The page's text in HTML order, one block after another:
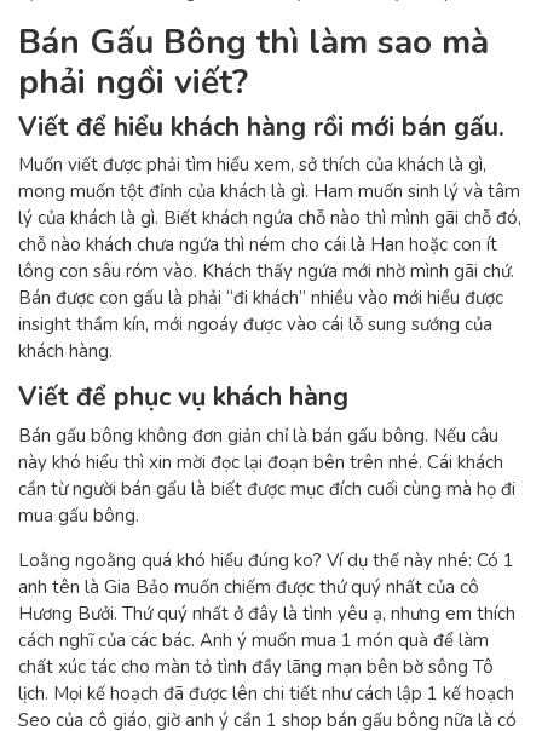
Bán Gấu Bông thì làm sao mà
phải ngồi viết?
Viết để hiểu khách hàng rồi mới bán gấu.
Muốn viết được phải tìm hiểu xem, sở thích của khách là gì,
mong muốn tột đỉnh của khách là gì. Ham muốn sinh lý và tâm
lý của khách là gì. Biết khách ngứa chỗ nào thì mình gãi chỗ đó,
chỗ nào khách chưa ngứa thì ném cho cái là Han hoặc con ít
lông con sâu róm vào. Khách thấy ngứa mới nhờ mình gãi chứ.
Bán được con gấu là phải “đi khách” nhiều vào mới hiểu được
insight thầm kín, mới ngoáy được vào cái lỗ sung sướng của
khách hàng.
Viết để phục vụ khách hàng
Bán gấu bông không đơn giản chỉ là bán gấu bông. Nếu câu
này khó hiểu thì xin mời đọc lại đoạn bên trên nhé. Cái khách
cần từ người bán gấu là biết được mục đích cuối cùng mà họ đi
mua gấu bông.
Loằng ngoằng quá khó hiểu đúng ko? Ví dụ thế này nhé: Có 1
anh tên là Gia Bảo muốn chiếm được thứ quý nhất của cô
Hương Bưởi. Thứ quý nhất ở đây là tình yêu ạ, nhưng em thích
cách nghĩ của các bác. Anh ý muốn mua 1 món quà để làm
chất xúc tác cho màn tỏ tình đầy lãng mạn bên bờ sông Tô
lịch. Mọi kế hoạch đã được lên chi tiết như cách lập 1 kế hoạch
Seo của cô giáo, giờ anh ý cần 1 shop bán gấu bông nữa là có